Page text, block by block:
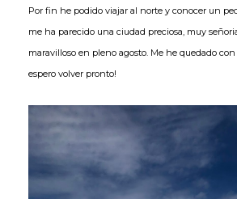
Por fin he podido viajar al norte y conocer un
me ha parecido una ciudad preciosa, muy
maravilloso en pleno agosto. Me he quedado
espero volver pronto!